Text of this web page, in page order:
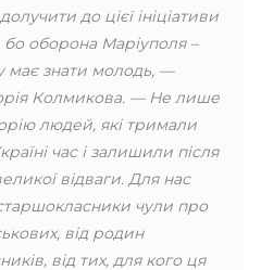
до цієї ініціативи
бо оборона Маріуполя –
має знати молодь, —
Колмикова. — Не лише
людей, які тримали
час і залишили після
відваги. Для нас
чули про
від родин
від тих, для кого ця